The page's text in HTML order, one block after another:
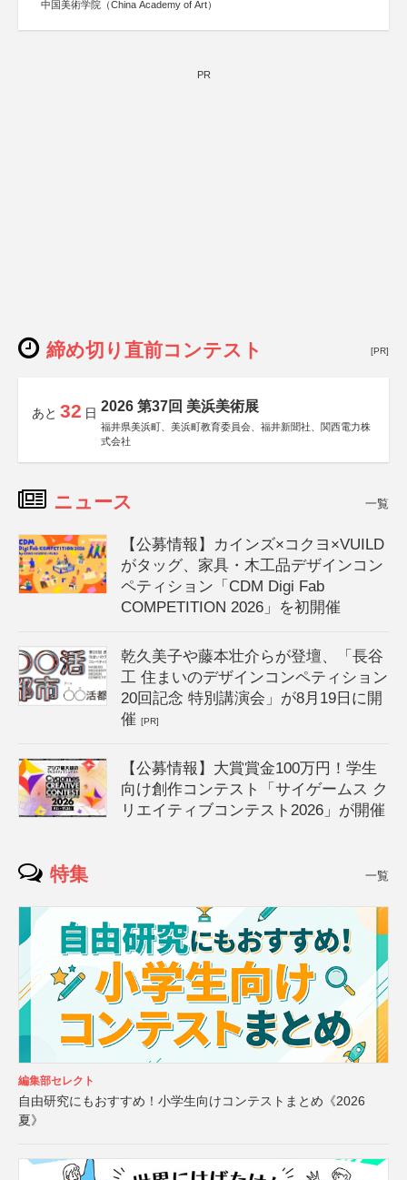
中国美術学院（China Academy of Art）
PR
締め切り直前コンテスト [PR]
あと 32 日 2026 第37回 美浜美術展
福井県美浜町、美浜町教育委員会、福井新聞社、関西電力株
式会社
ニュース 一覧
【公募情報】カインズ×コクヨ×VUILD
がタッグ、家具・木工品デザインコン
ペティション「CDM Digi Fab
COMPETITION 2026」を初開催
乾久美子や藤本壮介らが登壇、「長谷
工 住まいのデザインコンペティション
20回記念 特別講演会」が8月19日に開
催[PR]
【公募情報】大賞賞金100万円！学生
向け創作コンテスト「サイゲームス ク
リエイティブコンテスト2026」が開催
特集 一覧
編集部セレクト
自由研究にもおすすめ！小学生向けコンテストまとめ《2026
夏》